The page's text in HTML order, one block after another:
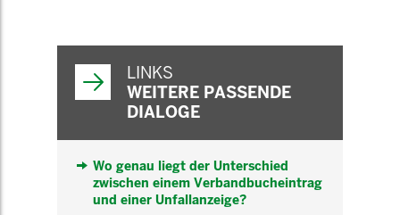
LINKS
WEITERE PASSENDE
DIALOGE
Wo genau liegt der Unterschied
zwischen einem Verbandbucheintrag
und einer Unfallanzeige?